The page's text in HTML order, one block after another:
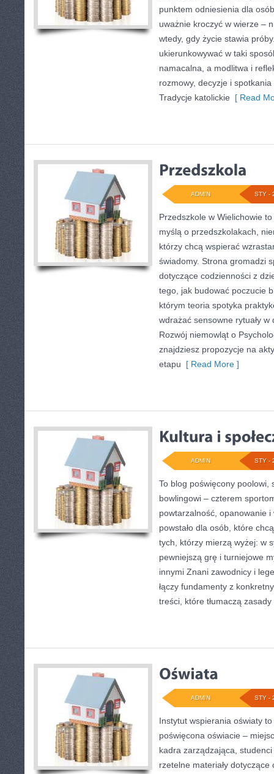
punktem odniesienia dla
uważnie kroczyć w wierze –
wtedy, gdy życie stawia
ukierunkowywać w taki
namacalna, a modlitwa i
rozmowy, decyzje i
Tradycje katolickie [ Read
STY -
ADMIN
Przedszkole w Wielichowie
myślą o przedszkolakach,
którzy chcą wspierać
świadomy. Strona gromadzi
dotyczące codzienności z
tego, jak budować poczucie
którym teoria spotyka
wdrażać sensowne rytuały
Rozwój niemowląt o
znajdziesz propozycje na
etapu [ Read More ]
STY -
ADMIN
To blog poświęcony poolowi,
bowlingowi – czterem
powtarzalność, opanowanie i
powstało dla osób, które
tych, którzy mierzą wyżej: w
pewniejszą grę i turniejowe
innymi Znani zawodnicy i
łączy fundamenty z
treści, które tłumaczą
STY -
ADMIN
Instytut wspierania oświaty
poświęcona oświacie –
kadra zarządzająca,
rzetelne materiały